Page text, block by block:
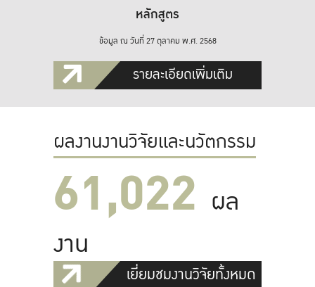
หลักสูตร
ข้อมูล ณ วันที่ 27 ตุลาคม พ.ศ. 2568
รายละเอียดเพิ่มเติม
ผลงานงานวิจัยและนวัตกรรม
61,022 ผล
งาน
เยี่ยมชมงานวิจัยทั้งหมด